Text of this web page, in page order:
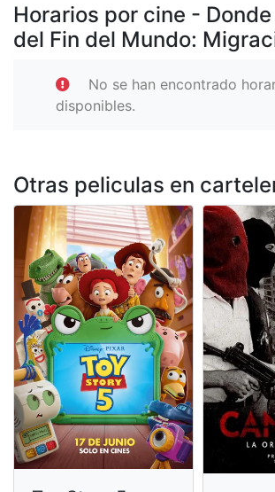
Horarios por cine - Donde
del Fin del Mundo:
No se han encontrado
disponibles.
Otras peliculas en